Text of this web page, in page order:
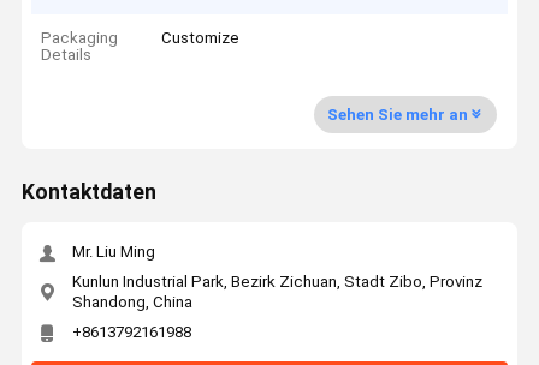
Packaging
Details
Customize
Sehen Sie mehr an
Kontaktdaten
Mr. Liu Ming
Kunlun Industrial Park, Bezirk Zichuan, Stadt Zibo, Provinz
Shandong, China
+8613792161988